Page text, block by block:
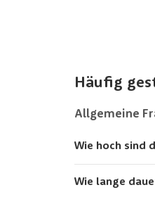
Häufig
Allgemeine
Wie hoch sind
Wie lange